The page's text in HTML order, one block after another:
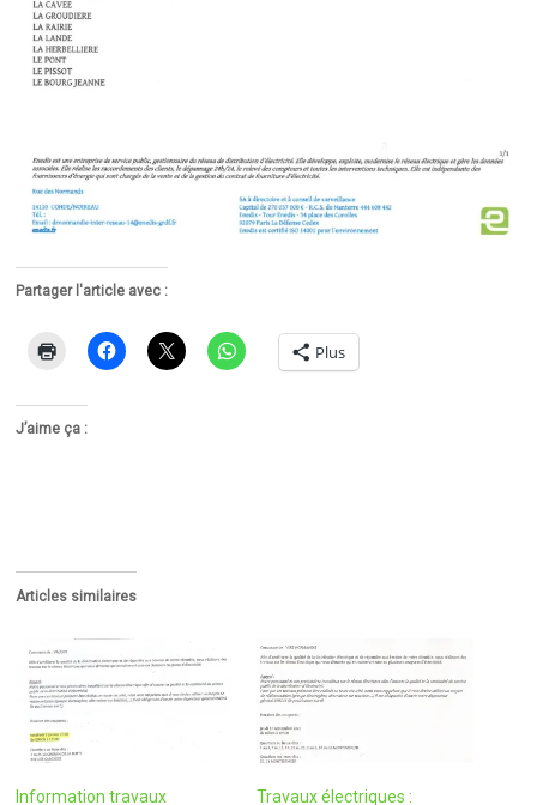
Partager l'article avec :
Plus
J’aime ça :
Articles similaires
Information travaux
Travaux électriques :